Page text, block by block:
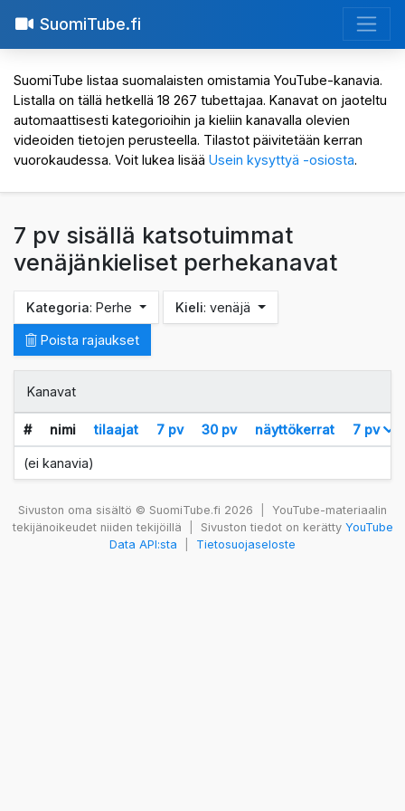
SuomiTube.fi
SuomiTube listaa suomalaisten omistamia YouTube-kanavia.
Listalla on tällä hetkellä 18 267 tubettajaa. Kanavat on jaoteltu
automaattisesti kategorioihin ja kieliin kanavalla olevien
videoiden tietojen perusteella. Tilastot päivitetään kerran
vuorokaudessa. Voit lukea lisää Usein kysyttyä -osiosta.
7 pv sisällä katsotuimmat
venäjänkieliset perhekanavat
Kategoria: Perhe Kieli: venäjä
Poista rajaukset
Kanavat
# nimi tilaajat 7 pv 30 pv näyttökerrat 7 pv
(ei kanavia)
Sivuston oma sisältö © SuomiTube.fi 2026
YouTube-materiaalin
tekijänoikeudet niiden tekijöillä
Sivuston tiedot on kerätty YouTube
Data API:sta
Tietosuojaseloste